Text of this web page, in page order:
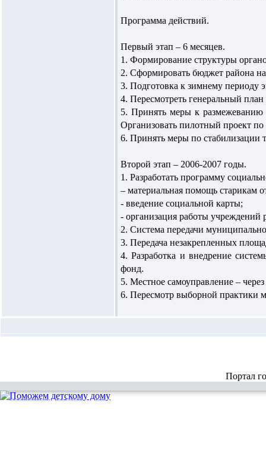
Программа действий.
Первый этап – 6 месяцев.
1. Формирование структуры
2. Сформировать бюджет района
3. Подготовка к зимнему периоду
4. Пересмотреть генеральный
5. Принять меры к размежеванию
Организовать пилотный проект
6. Принять меры по
Второй этап – 2006-2007 годы.
1. Разработать программу
– материальная помощь старикам
- введение социальной карты;
- организация работы учреждений
2. Система передачи
3. Передача незакрепленных
4. Разработка и внедрение
фонд.
5. Местное самоуправление –
6. Пересмотр выборной практики
Портал